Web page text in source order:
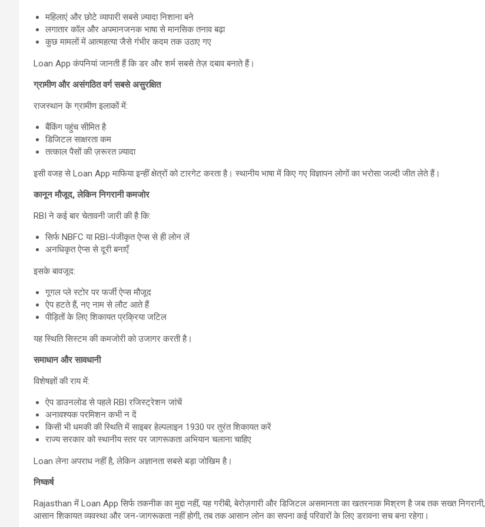
महिलाएं और छोटे व्यापारी सबसे ज़्यादा निशाना बने
लगातार कॉल और अपमानजनक भाषा से मानसिक तनाव बढ़ा
कुछ मामलों में आत्महत्या जैसे गंभीर कदम तक उठाए गए
Loan App कंपनियां जानती हैं कि डर और शर्म सबसे तेज़ दबाव बनाते हैं।
ग्रामीण और असंगठित वर्ग सबसे असुरक्षित
राजस्थान के ग्रामीण इलाकों में:
बैंकिंग पहुंच सीमित है
डिजिटल साक्षरता कम
तत्काल पैसों की ज़रूरत ज़्यादा
इसी वजह से Loan App माफिया इन्हीं क्षेत्रों को टारगेट करता है। स्थानीय भाषा में किए गए विज्ञापन लोगों का भरोसा जल्दी जीत लेते हैं।
कानून मौजूद, लेकिन निगरानी कमजोर
RBI ने कई बार चेतावनी जारी की है कि:
सिर्फ NBFC या RBI-पंजीकृत ऐप्स से ही लोन लें
अनधिकृत ऐप्स से दूरी बनाएँ
इसके बावजूद:
गूगल प्ले स्टोर पर फर्जी ऐप्स मौजूद
ऐप हटते हैं, नए नाम से लौट आते हैं
पीड़ितों के लिए शिकायत प्रक्रिया जटिल
यह स्थिति सिस्टम की कमजोरी को उजागर करती है।
समाधान और सावधानी
विशेषज्ञों की राय में:
ऐप डाउनलोड से पहले RBI रजिस्ट्रेशन जांचें
अनावश्यक परमिशन कभी न दें
किसी भी धमकी की स्थिति में साइबर हेल्पलाइन 1930 पर तुरंत शिकायत करें
राज्य सरकार को स्थानीय स्तर पर जागरूकता अभियान चलाना चाहिए
Loan लेना अपराध नहीं है, लेकिन अज्ञानता सबसे बड़ा जोखिम है।
निष्कर्ष
Rajasthan में Loan App सिर्फ तकनीक का मुद्दा नहीं, यह गरीबी, बेरोज़गारी और डिजिटल असमानता का खतरनाक मिश्रण है जब तक सख्त निगरानी,
आसान शिकायत व्यवस्था और जन-जागरूकता नहीं होगी, तब तक आसान लोन का सपना कई परिवारों के लिए डरावना सच बना रहेगा।